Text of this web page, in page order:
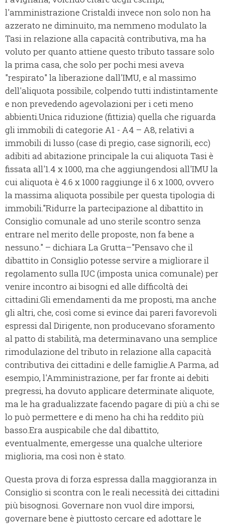
l'amministrazione Cristaldi invece non solo non ha
azzerato ne diminuito, ma nemmeno modulato la
Tasi in relazione alla capacità contributiva, ma ha
voluto per quanto attiene questo tributo tassare solo
la prima casa, che solo per pochi mesi aveva
"respirato" la liberazione dall'IMU, e al massimo
dell'aliquota possibile, colpendo tutti indistintamente
e non prevedendo agevolazioni per i ceti meno
abbienti.Unica riduzione (fittizia) quella che riguarda
gli immobili di categorie A1 - A4 – A8, relativi a
immobili di lusso (case di pregio, case signorili, ecc)
adibiti ad abitazione principale la cui aliquota Tasi è
fissata all'1.4 x 1000, ma che aggiungendosi all'IMU la
cui aliquota è 4.6 x 1000 raggiunge il 6 x 1000, ovvero
la massima aliquota possibile per questa tipologia di
immobili."Ridurre la partecipazione al dibattito in
Consiglio comunale ad uno sterile scontro senza
entrare nel merito delle proposte, non fa bene a
nessuno." – dichiara La Grutta–"Pensavo che il
dibattito in Consiglio potesse servire a migliorare il
regolamento sulla IUC (imposta unica comunale) per
venire incontro ai bisogni ed alle difficoltà dei
cittadini.Gli emendamenti da me proposti, ma anche
gli altri, che, così come si evince dai pareri favorevoli
espressi dal Dirigente, non producevano sforamento
al patto di stabilità, ma determinavano una semplice
rimodulazione del tributo in relazione alla capacità
contributiva dei cittadini e delle famiglie.A Parma, ad
esempio, l'Amministrazione, per far fronte ai debiti
pregressi, ha dovuto applicare determinate aliquote,
ma le ha gradualizzate facendo pagare di più a chi se
lo può permettere e di meno ha chi ha reddito più
basso.Era auspicabile che dal dibattito,
eventualmente, emergesse una qualche ulteriore
miglioria, ma così non è stato.
Questa prova di forza espressa dalla maggioranza in
Consiglio si scontra con le reali necessità dei cittadini
più bisognosi. Governare non vuol dire imporsi,
governare bene è piuttosto cercare ed adottare le